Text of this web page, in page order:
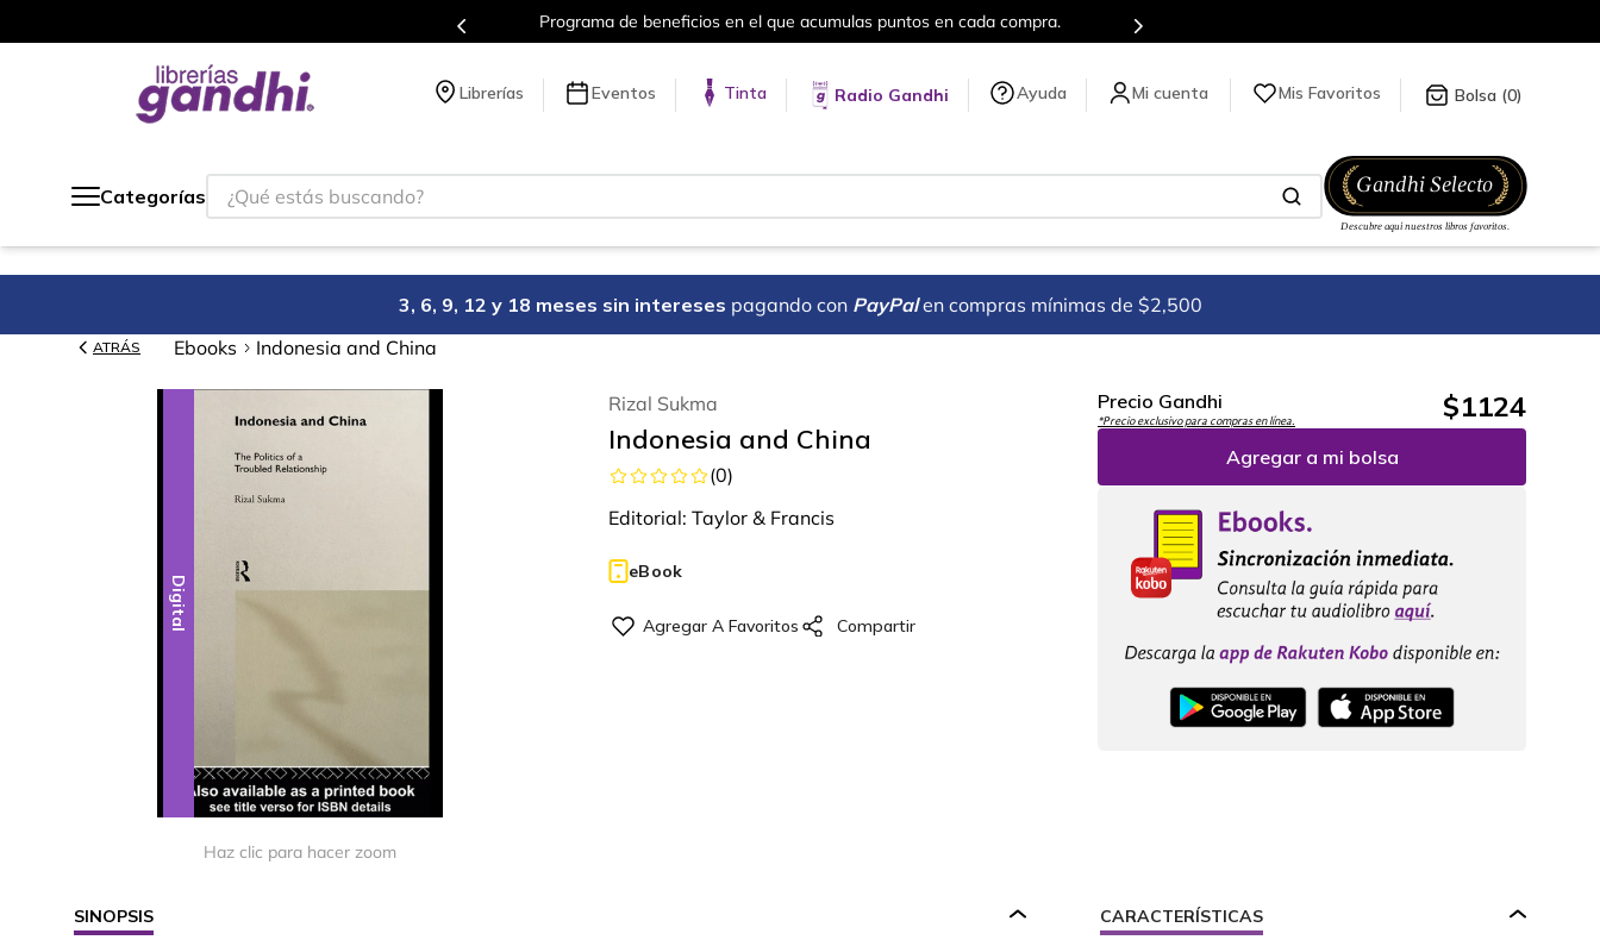
Programa de beneficios en el que acumulas puntos en cada compra. Más de 5 millones de títulos en nuestra tienda en línea.
Librerías Eventos Tinta Radio Gandhi Ayuda Mis Favoritos 0
Categorías
¿Qué estás buscando?
3, 6, 9, 12 y 18 meses sin intereses pagando con PayPal en compras mínimas de $2,500
ATRÁS Ebooks Indonesia and China
Digital
Haz clic para hacer zoom
Rizal Sukma
Indonesia and China
(0)
Editorial: Taylor & Francis
eBook
Precio Gandhi
*Precio exclusivo para compras en línea. $1124
Agregar a mi bolsa
SINOPSIS CARACTERÍSTICAS